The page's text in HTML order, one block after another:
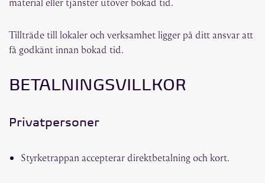
Tillträde till lokaler och verksamhet ligger på ditt ansvar att
få godkänt innan bokad tid.
BETALNINGSVILLKOR
Privatpersoner
Styrketrappan accepterar direktbetalning och kort.